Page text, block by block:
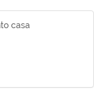
casa